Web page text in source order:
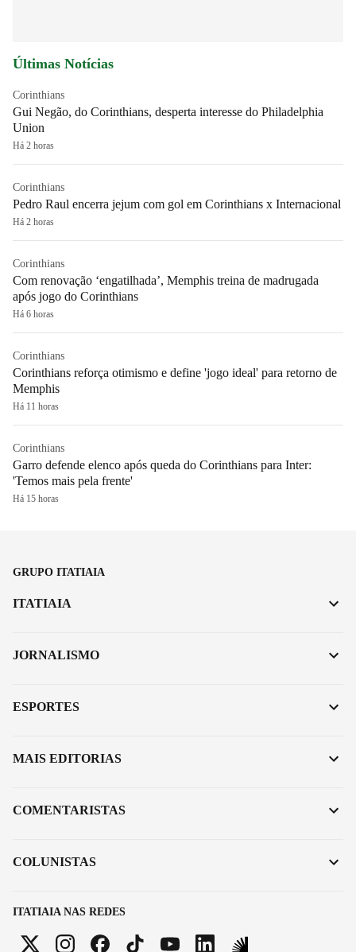
Últimas Notícias
Corinthians
Gui Negão, do Corinthians, desperta interesse do Philadelphia
Union
Há 2 horas
Corinthians
Pedro Raul encerra jejum com gol em Corinthians x Internacional
Há 2 horas
Corinthians
Com renovação ‘engatilhada’, Memphis treina de madrugada
após jogo do Corinthians
Há 6 horas
Corinthians
Corinthians reforça otimismo e define 'jogo ideal' para retorno de
Memphis
Há 11 horas
Corinthians
Garro defende elenco após queda do Corinthians para Inter:
'Temos mais pela frente'
Há 15 horas
GRUPO ITATIAIA
ITATIAIA NAS REDES
ITATIAIA
JORNALISMO
ESPORTES
MAIS EDITORIAS
COMENTARISTAS
COLUNISTAS